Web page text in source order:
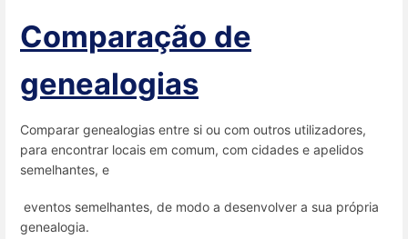
Comparação de
genealogias
Comparar genealogias entre si ou com outros utilizadores,
para encontrar locais em comum, com cidades e apelidos
semelhantes, e
eventos semelhantes, de modo a desenvolver a sua própria
genealogia.